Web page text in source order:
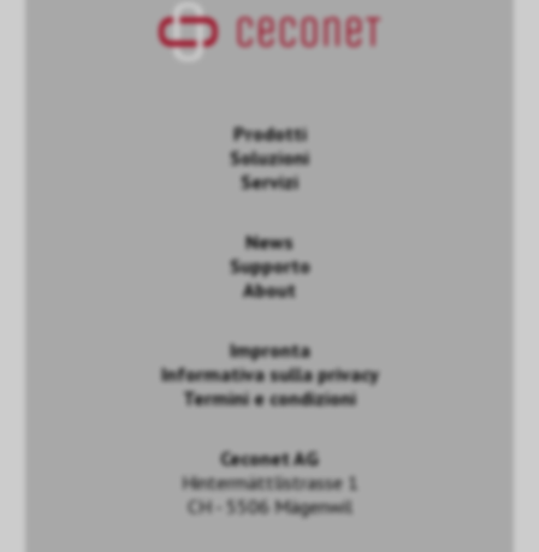
Prodotti
Soluzioni
Servizi
News
Supporto
About
Impronta
Informativa sulla privacy
Termini e condizioni
Ceconet AG
Hintermättlistrasse 1
CH - 5506 Mägenwil